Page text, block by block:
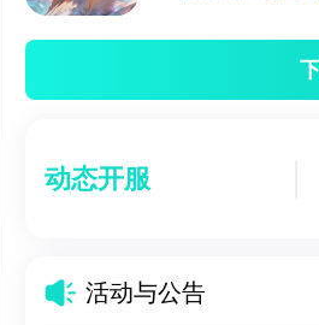
动态开服
活动与公告